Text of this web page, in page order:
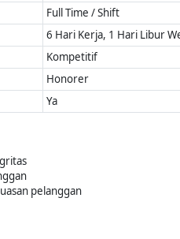
Full Time / Shift
6 Hari Kerja, 1 Hari Libur
Kompetitif
Honorer
Ya
pelanggan